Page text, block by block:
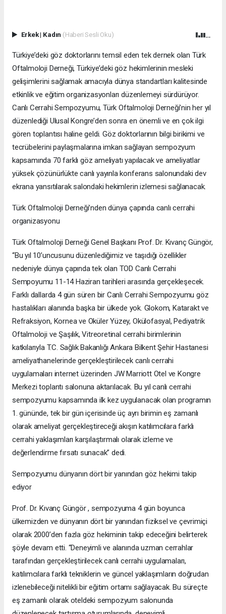
Erkek| Kadın (Haberi Sesli Oku)
Türkiye’deki göz doktorlarını temsil eden tek dernek olan Türk
Oftalmoloji Derneği, Türkiye’deki göz hekimlerinin mesleki
gelişimlerini sağlamak amacıyla dünya standartları kalitesinde
etkinlik ve eğitim organizasyonları düzenlemeyi sürdürüyor.
Canlı Cerrahi Sempozyumu, Türk Oftalmoloji Derneği’nin her yıl
düzenlediği Ulusal Kongre’den sonra en önemli ve en çok ilgi
gören toplantısı haline geldi. Göz doktorlarının bilgi birikimi ve
tecrübelerini paylaşmalarına imkan sağlayan sempozyum
kapsamında 70 farklı göz ameliyatı yapılacak ve ameliyatlar
yüksek çözünürlükte canlı yayınla konferans salonundaki dev
ekrana yansıtılarak salondaki hekimlerin izlemesi sağlanacak.
Türk Oftalmoloji Derneği’nden dünya çapında canlı cerrahi
organizasyonu
Türk Oftalmoloji Derneği Genel Başkanı Prof. Dr. Kıvanç Güngör,
“Bu yıl 10’uncusunu düzenlediğimiz ve taşıdığı özellikler
nedeniyle dünya çapında tek olan TOD Canlı Cerrahi
Sempoyumu 11-14 Haziran tarihleri arasında gerçekleşecek.
Farklı dallarda 4 gün süren bir Canlı Cerrahi Sempozyumu göz
hastalıkları alanında başka bir ülkede yok. Glokom, Katarakt ve
Refraksiyon, Kornea ve Oküler Yüzey, Okülofasyal, Pediyatrik
Oftalmoloji ve Şaşılık, Vitreoretinal cerrahi birimlerinin
katkılarıyla T.C. Sağlık Bakanlığı Ankara Bilkent Şehir Hastanesi
ameliyathanelerinde gerçekleştirilecek canlı cerrahi
uygulamaları internet üzerinden JW Marriott Otel ve Kongre
Merkezi toplantı salonuna aktarılacak. Bu yıl canlı cerrahi
sempozyumu kapsamında ilk kez uygulanacak olan programın
1. gününde, tek bir gün içerisinde üç ayrı birimin eş zamanlı
olarak ameliyat gerçekleştireceği akışın katılımcılara farklı
cerrahi yaklaşımları karşılaştırmalı olarak izleme ve
değerlendirme fırsatı sunacak” dedi.
Sempozyumu dünyanın dört bir yanından göz hekimi takip
ediyor
Prof. Dr. Kıvanç Güngör , sempozyuma 4 gün boyunca
ülkemizden ve dünyanın dört bir yanından fiziksel ve çevrimiçi
olarak 2000’den fazla göz hekiminin takip edeceğini belirterek
şöyle devam etti. “Deneyimli ve alanında uzman cerrahlar
tarafından gerçekleştirilecek canlı cerrahi uygulamaları,
katılımcılara farklı tekniklerin ve güncel yaklaşımların doğrudan
izlenebileceği nitelikli bir eğitim ortamı sağlayacak. Bu süreçte
eş zamanlı olarak oteldeki sempozyum salonunda